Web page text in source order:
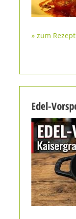
» zum Rezept